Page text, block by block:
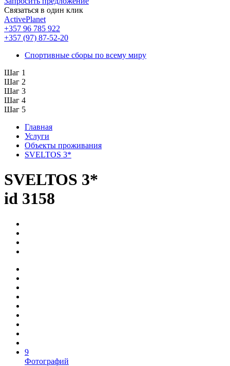
Связаться в один клик
ActivePlanet
+357 96 785 922
+357 (97) 87-52-20
Спортивные сборы по всему миру
Шаг 1
Шаг 2
Шаг 3
Шаг 4
Шаг 5
Главная
Услуги
Объекты проживания
SVELTOS 3*
SVELTOS 3*
id 3158
9
Фотографий